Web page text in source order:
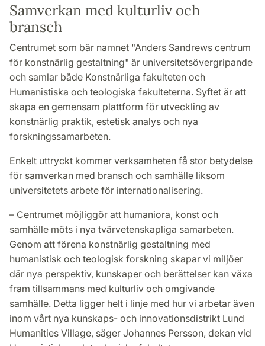
Samverkan med kulturliv och
bransch
Centrumet som bär namnet "Anders Sandrews centrum
för konstnärlig gestaltning" är universitetsövergripande
och samlar både Konstnärliga fakulteten och
Humanistiska och teologiska fakulteterna. Syftet är att
skapa en gemensam plattform för utveckling av
konstnärlig praktik, estetisk analys och nya
forskningssamarbeten.
Enkelt uttryckt kommer verksamheten få stor betydelse
för samverkan med bransch och samhälle liksom
universitetets arbete för internationalisering.
– Centrumet möjliggör att humaniora, konst och
samhälle möts i nya tvärvetenskapliga samarbeten.
Genom att förena konstnärlig gestaltning med
humanistisk och teologisk forskning skapar vi miljöer
där nya perspektiv, kunskaper och berättelser kan växa
fram tillsammans med kulturliv och omgivande
samhälle. Detta ligger helt i linje med hur vi arbetar även
inom vårt nya kunskaps- och innovationsdistrikt Lund
Humanities Village, säger Johannes Persson, dekan vid